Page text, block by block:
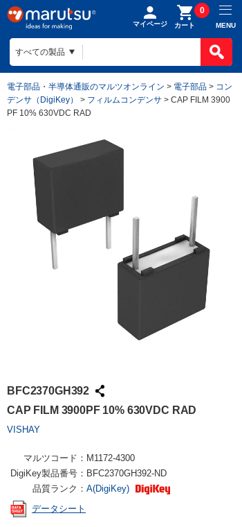
マイページ カート
0
MENU
電子部品・半導体通販のマルツオンライン > 電子部品 > コン
デンサ（DigiKey）
> フィルムコンデンサ > CAP FILM 3900
PF 10% 630VDC RAD
BFC2370GH392
CAP FILM 3900PF 10% 630VDC RAD
VISHAY
マルツコード： M1172-4300
DigiKey製品番号： BFC2370GH392-ND
品質ランク： A(DigiKey)
データシート